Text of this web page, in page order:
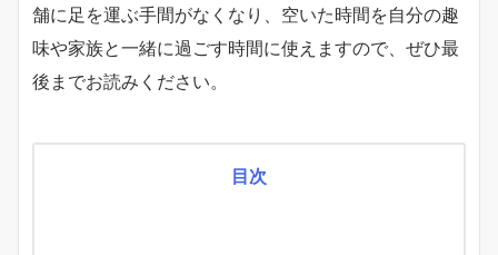
舗に足を運ぶ手間がなくなり、空いた時間を自分の趣
味や家族と一緒に過ごす時間に使えますので、ぜひ最
後までお読みください。
目次